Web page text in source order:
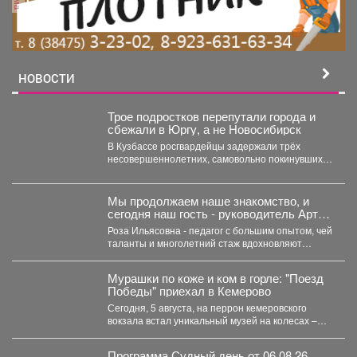
НОВОСТИ
Трое подростков перепутали города и
сбежали в Юргу, а не Новосибирск
В Кузбассе росгвардейцы задержали трёх
несовершеннолетних, самовольно покинувших
Мы продолжаем наше знакомство, и
сегодня наш гость - руководитель Арт-
студии «Просто интересно» - Некрасова
Роза Ильясовна.
Роза Ильясовна - педагог с большим опытом, чей
таланты и многолетний стаж вдохновляют
Мурашки по коже и ком в горле: "Поезд
Победы" приехал в Кемерово
Сегодня, 5 августа, на перрон кемеровского
вокзала встал уникальный музей на колесах –